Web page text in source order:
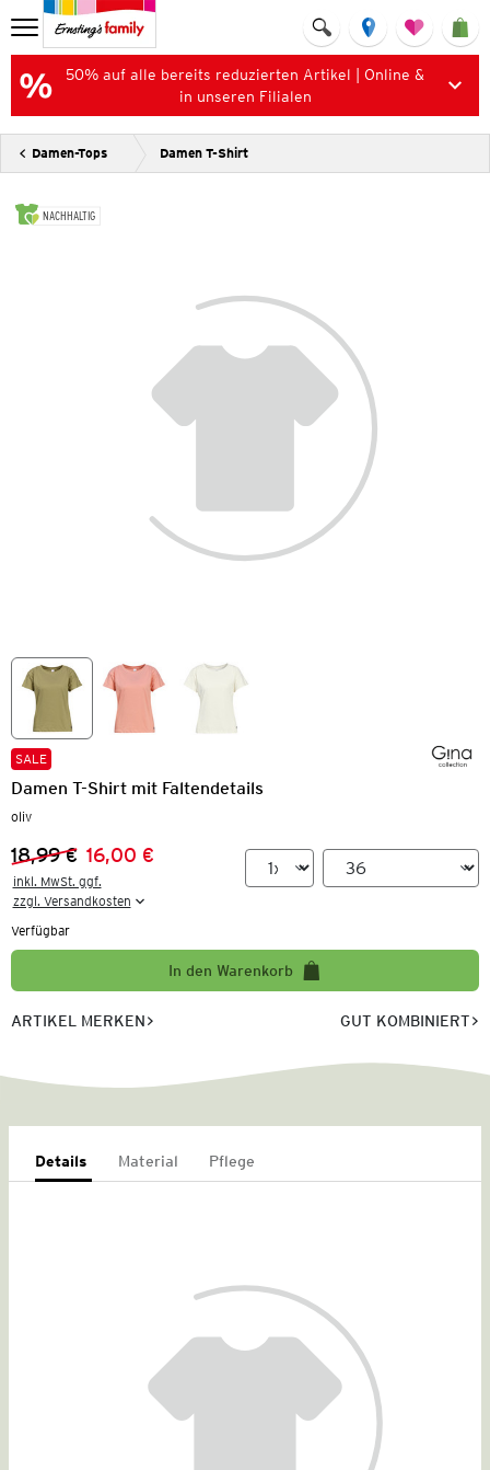
50% auf alle bereits reduzierten Artikel | Online &
in unseren Filialen
Damen-Tops Damen T-Shirt
NACHHALTIG
SALE
Damen T-Shirt mit Faltendetails
oliv
Vorheriger Preis:
18,99 €
Neuer Preis:
16,00 €
inkl. MwSt. ggf.
zzgl. Versandkosten
Verfügbar
In den Warenkorb
ARTIKEL MERKEN GUT KOMBINIERT
Details Material Pflege